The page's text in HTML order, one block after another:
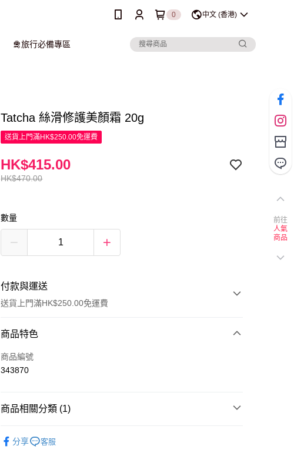
0 中文 (香港)
🛅旅行必備專區
Tatcha 絲滑修護美顏霜 20g
送貨上門滿HK$250.00免運費
HK$470.00
HK$415.00
數量
付款與運送
送貨上門滿HK$250.00免運費
付款方式
信用卡
商品特色
商品編號
343870
商品相關分類 (1)
分享
客服
前往
人氣
商品